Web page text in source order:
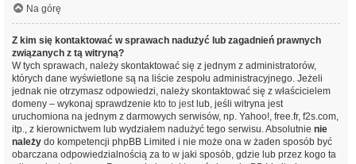
Na górę
Z kim się kontaktować w sprawach nadużyć lub zagadnień prawnych
związanych z tą witryną?
W tych sprawach, należy skontaktować się z jednym z administratorów,
których dane wyświetlone są na liście zespołu administracyjnego. Jeżeli
jednak nie otrzymasz odpowiedzi, należy skontaktować się z właścicielem
domeny – wykonaj sprawdzenie kto to jestlub, jeśli witryna jest
uruchomiona na jednym z darmowych serwisów, np. Yahoo!, free.fr, f2s.com,
itp., z kierownictwem lub wydziałem nadużyć tego serwisu. Absolutnie nie
należy do kompetencji phpBB Limited i nie może ona w żaden sposób być
obarczana odpowiedzialnością za to w jaki sposób, gdzie lub przez kogo ta